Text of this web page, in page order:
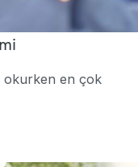
okurken en çok